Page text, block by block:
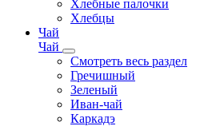
Хлебные палочки
Хлебцы
Чай
Чай
Смотреть весь раздел
Гречишный
Зеленый
Иван-чай
Каркадэ